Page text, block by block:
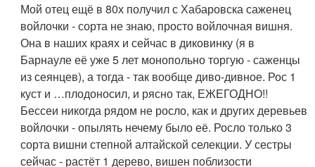
Мой отец ещё в 80х получил с Хабаровска саженец
войлочки - сорта не знаю, просто войлочная вишня.
Она в наших краях и сейчас в диковинку (я в
Барнауле её уже 5 лет монопольно торгую - саженцы
из сеянцев), а тогда - так вообще диво-дивное. Рос 1
куст и …плодоносил, и рясно так, ЕЖЕГОДНО!!
Бессеи никогда рядом не росло, как и других деревьев
войлочки - опылять нечему было её. Росло только 3
сорта вишни степной алтайской селекции. У сестры
сейчас - растёт 1 дерево, вишен поблизости